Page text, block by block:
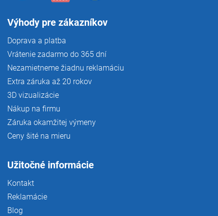
Výhody pre zákazníkov
Doprava a platba
Vrátenie zadarmo do 365 dní
Nezamietneme žiadnu reklamáciu
Extra záruka až 20 rokov
3D vizualizácie
Nákup na firmu
Záruka okamžitej výmeny
Ceny šité na mieru
Užitočné informácie
Kontakt
Reklamácie
Blog